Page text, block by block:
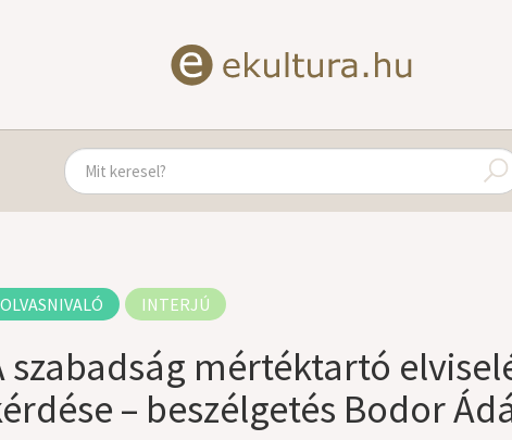
OLVASNIVALÓ INTERJÚ
szabadság mértéktartó
– beszélgetés Bodor